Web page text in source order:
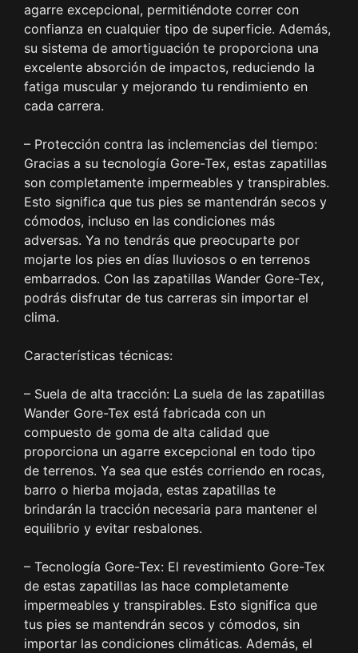
agarre excepcional, permitiéndote correr con
confianza en cualquier tipo de superficie. Además,
su sistema de amortiguación te proporciona una
excelente absorción de impactos, reduciendo la
fatiga muscular y mejorando tu rendimiento en
cada carrera.
– Protección contra las inclemencias del tiempo:
Gracias a su tecnología Gore-Tex, estas zapatillas
son completamente impermeables y transpirables.
Esto significa que tus pies se mantendrán secos y
cómodos, incluso en las condiciones más
adversas. Ya no tendrás que preocuparte por
mojarte los pies en días lluviosos o en terrenos
embarrados. Con las zapatillas Wander Gore-Tex,
podrás disfrutar de tus carreras sin importar el
clima.
Características técnicas:
– Suela de alta tracción: La suela de las zapatillas
Wander Gore-Tex está fabricada con un
compuesto de goma de alta calidad que
proporciona un agarre excepcional en todo tipo
de terrenos. Ya sea que estés corriendo en rocas,
barro o hierba mojada, estas zapatillas te
brindarán la tracción necesaria para mantener el
equilibrio y evitar resbalones.
– Tecnología Gore-Tex: El revestimiento Gore-Tex
de estas zapatillas las hace completamente
impermeables y transpirables. Esto significa que
tus pies se mantendrán secos y cómodos, sin
importar las condiciones climáticas. Además, el